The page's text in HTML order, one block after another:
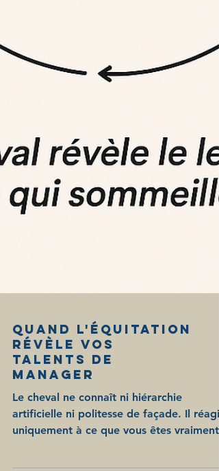
Quand l'équitation
révèle vos
talents de
manager